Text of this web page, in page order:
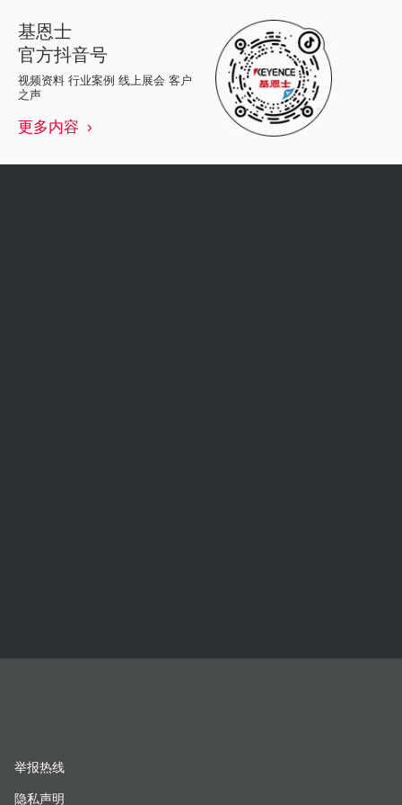
基恩士
官方抖音号
视频资料 行业案例 线上展会 客户
之声
更多内容
举报热线
隐私声明